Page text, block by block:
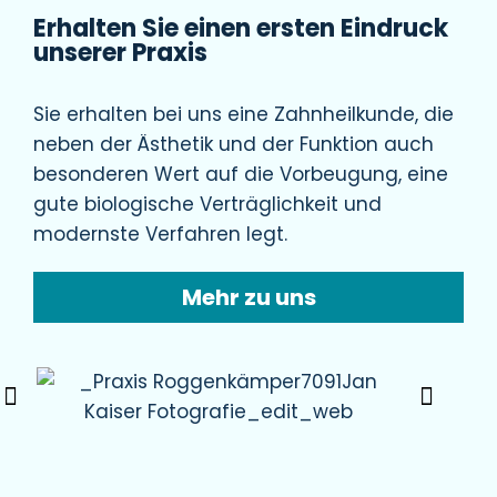
Erhalten Sie einen ersten Eindruck
unserer Praxis
Sie erhalten bei uns eine Zahnheilkunde, die
neben der Ästhetik und der Funktion auch
besonderen Wert auf die Vorbeugung, eine
gute biologische Verträglichkeit und
modernste Verfahren legt.
Mehr zu uns